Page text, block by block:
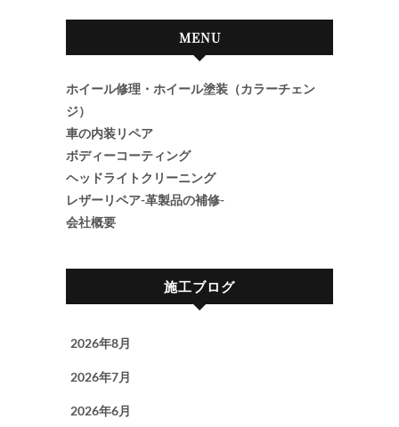
MENU
ホイール修理・ホイール塗装（カラーチェン
ジ）
車の内装リペア
ボディーコーティング
ヘッドライトクリーニング
レザーリペア-革製品の補修-
会社概要
施工ブログ
2026年8月
2026年7月
2026年6月